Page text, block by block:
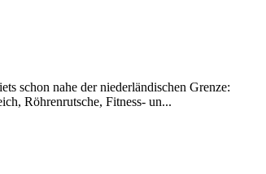
schon nahe der niederländischen Grenze:
Röhrenrutsche, Fitness- un...